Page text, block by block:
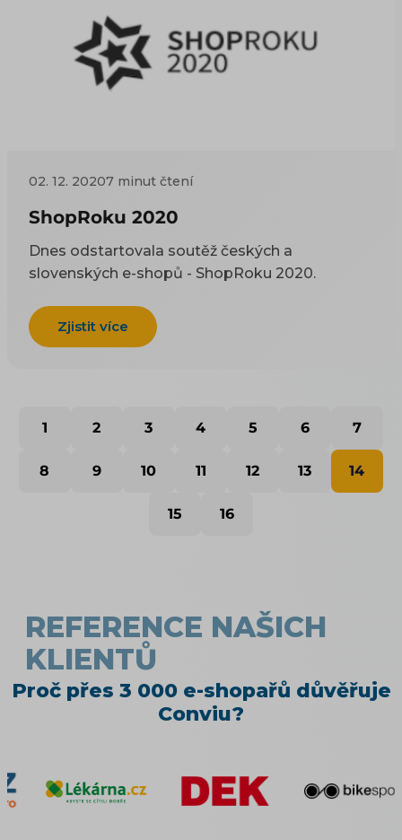
02. 12. 20207 minut čtení
ShopRoku 2020
Dnes odstartovala soutěž českých a
slovenských e-shopů - ShopRoku 2020.
Zjistit více
1 2 3 4 5 6 7
8 9 10 11 12 13 14
15 16
REFERENCE NAŠICH
KLIENTŮ
Proč přes 3 000 e-shopařů důvěřuje
Conviu?